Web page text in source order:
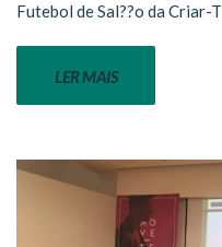
Futebol de Sal??o da Criar-T
LER MAIS